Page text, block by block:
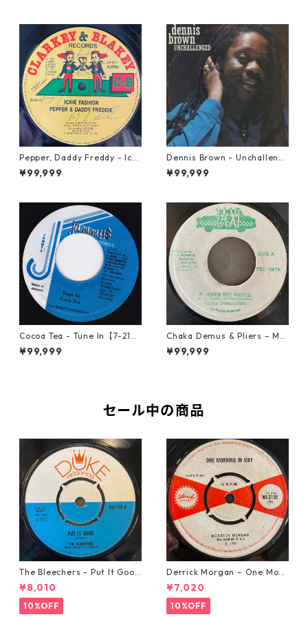
Pepper, Daddy Freddy - Icki
e Fashion【12-50044】
¥99,999
Dennis Brown - Unchalleng
ed【LP-70046】
¥99,999
Cocoa Tea - Tune In【7-2187
2】
¥99,999
Chaka Demus & Pliers – Mu
rder She Wrote【7-21777】
¥99,999
セール中の商品
The Bleechers - Put It Good
【7-21637】
¥8,010
10%OFF
Derrick Morgan – One Morn
ing In May【7-21653】
¥7,020
10%OFF